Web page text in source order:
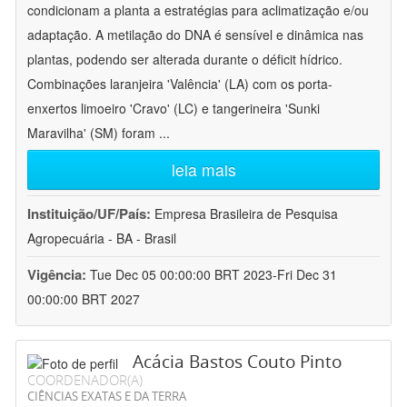
condicionam a planta a estratégias para aclimatização e/ou
adaptação. A metilação do DNA é sensível e dinâmica nas
plantas, podendo ser alterada durante o déficit hídrico.
Combinações laranjeira 'Valência' (LA) com os porta-
enxertos limoeiro 'Cravo' (LC) e tangerineira 'Sunki
Maravilha' (SM) foram ...
leia mais
Instituição/UF/País: Empresa Brasileira de Pesquisa
Agropecuária - BA - Brasil
Vigência: Tue Dec 05 00:00:00 BRT 2023-Fri Dec 31
00:00:00 BRT 2027
Acácia Bastos Couto Pinto
COORDENADOR(A)
CIÊNCIAS EXATAS E DA TERRA